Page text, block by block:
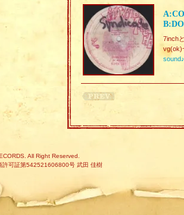
7inch
sound♪
All Right Reserved.
許可証第542521606800号 武田 佳樹